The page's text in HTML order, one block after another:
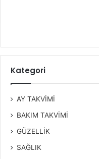
Kategori
AY TAKVİMİ
BAKIM TAKVİMİ
GÜZELLİK
SAĞLIK